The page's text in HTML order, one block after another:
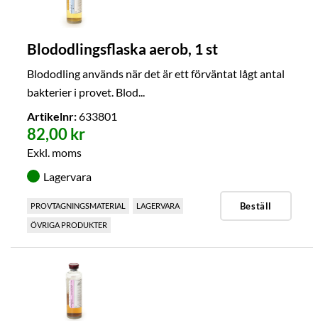
Blododlingsflaska aerob, 1 st
Blododling används när det är ett förväntat lågt antal
bakterier i provet. Blod...
Artikelnr:633801
82,00 kr
Exkl. moms
Lagervara
PROVTAGNINGSMATERIAL LAGERVARA
ÖVRIGA PRODUKTER
Beställ